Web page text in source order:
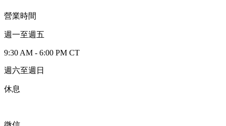
營業時間
週一至週五
9:30 AM - 6:00 PM CT
週六至週日
休息